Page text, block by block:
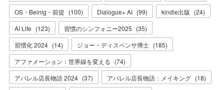
OS・Beinig・前提 (100) Dialogue+ AI (99) kindle出版 (24)
AI Life (123) 習慣のシンフォニー2025 (35)
習慣化 2024 (14) ジョー・ディスペンサ博士 (185)
アファメーション：世界線を変える (74)
アパレル店長物語 2024 (37) アパレル店長物語：メイキング (18)